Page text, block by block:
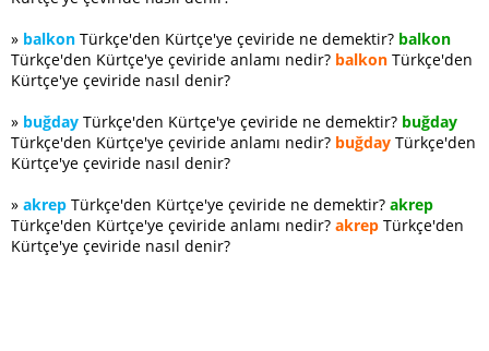
» balkon Türkçe'den Kürtçe'ye çeviride ne demektir? balkon
Türkçe'den Kürtçe'ye çeviride anlamı nedir? balkon Türkçe'den
Kürtçe'ye çeviride nasıl denir?
» buğday Türkçe'den Kürtçe'ye çeviride ne demektir? buğday
Türkçe'den Kürtçe'ye çeviride anlamı nedir? buğday Türkçe'den
Kürtçe'ye çeviride nasıl denir?
» akrep Türkçe'den Kürtçe'ye çeviride ne demektir? akrep
Türkçe'den Kürtçe'ye çeviride anlamı nedir? akrep Türkçe'den
Kürtçe'ye çeviride nasıl denir?